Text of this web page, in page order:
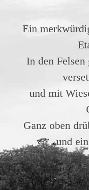
Ein
In den Felsen
und mit
Ganz oben
und
In den